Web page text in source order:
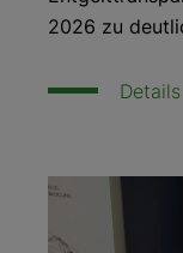
2026 zu
Details